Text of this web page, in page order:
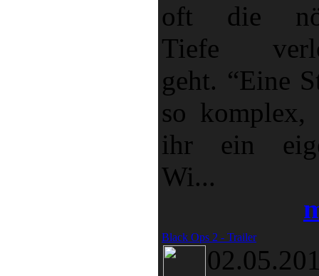
oft die
Tiefe
geht. “Eine
so komplex,
ihr ein
Wi...
Black Ops 2 - Trailer